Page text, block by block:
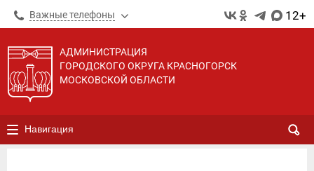
Важные телефоны 12+
АДМИНИСТРАЦИЯ
ГОРОДСКОГО ОКРУГА КРАСНОГОРСК
МОСКОВСКОЙ ОБЛАСТИ
Навигация